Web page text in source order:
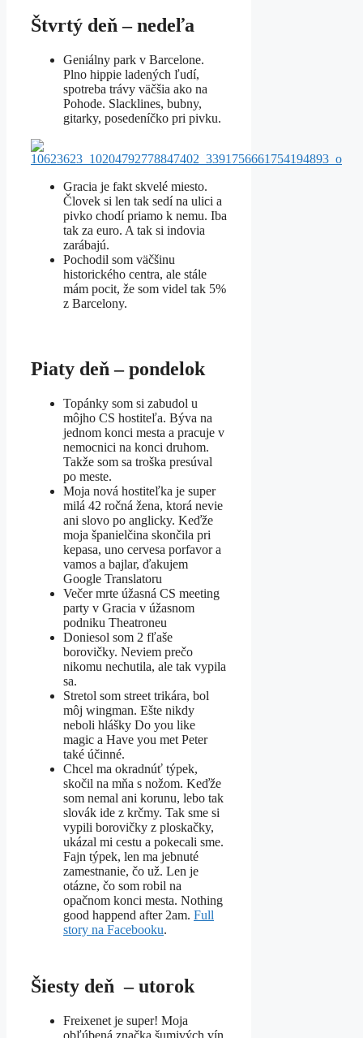
Štvrtý deň – nedeľa
Geniálny park v Barcelone.
Plno hippie ladených ľudí,
spotreba trávy väčšia ako na
Pohode. Slacklines, bubny,
gitarky, posedeníčko pri pivku.
Gracia je fakt skvelé miesto.
Človek si len tak sedí na ulici a
pivko chodí priamo k nemu. Iba
tak za euro. A tak si indovia
zarábajú.
Pochodil som väčšinu
historického centra, ale stále
mám pocit, že som videl tak 5%
z Barcelony.
Piaty deň – pondelok
Topánky som si zabudol u
môjho CS hostiteľa. Býva na
jednom konci mesta a pracuje v
nemocnici na konci druhom.
Takže som sa troška presúval
po meste.
Moja nová hostiteľka je super
milá 42 ročná žena, ktorá nevie
ani slovo po anglicky. Keďže
moja španielčina skončila pri
kepasa, uno cervesa porfavor a
vamos a bajlar, ďakujem
Google Translatoru
Večer mrte úžasná CS meeting
party v Gracia v úžasnom
podniku Theatroneu
Doniesol som 2 fľaše
borovičky. Neviem prečo
nikomu nechutila, ale tak vypila
sa.
Stretol som street trikára, bol
môj wingman. Ešte nikdy
neboli hlášky Do you like
magic a Have you met Peter
také účinné.
Chcel ma okradnúť týpek,
skočil na mňa s nožom. Keďže
som nemal ani korunu, lebo tak
slovák ide z krčmy. Tak sme si
vypili borovičky z ploskačky,
ukázal mi cestu a pokecali sme.
Fajn týpek, len ma jebnuté
zamestnanie, čo už. Len je
otázne, čo som robil na
opačnom konci mesta. Nothing
good happend after 2am. Full
story na Facebooku.
Šiesty deň – utorok
Freixenet je super! Moja
obľúbená značka šumivých vín